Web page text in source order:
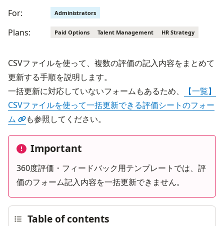
For: Administrators
Plans: Paid Options Talent Management HR Strategy
CSVファイルを使って、複数の評価の記入内容をまとめて
更新する手順を説明します。
一括更新に対応していないフォームもあるため、
【一覧】
CSVファイルを使って一括更新できる評価シートのフォー
ム
も参照してください。
Important
360度評価・フィードバック用テンプレートでは、評
価のフォーム記入内容を一括更新できません。
Table of contents